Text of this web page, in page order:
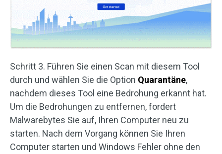
Schritt 3. Führen Sie einen Scan mit diesem Tool
durch und wählen Sie die Option Quarantäne,
nachdem dieses Tool eine Bedrohung erkannt hat.
Um die Bedrohungen zu entfernen, fordert
Malwarebytes Sie auf, Ihren Computer neu zu
starten. Nach dem Vorgang können Sie Ihren
Computer starten und Windows Fehler ohne den